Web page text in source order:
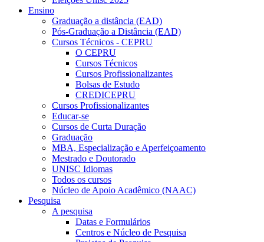
Ensino
Graduação a distância (EAD)
Pós-Graduação a Distância (EAD)
Cursos Técnicos - CEPRU
O CEPRU
Cursos Técnicos
Cursos Profissionalizantes
Bolsas de Estudo
CREDICEPRU
Cursos Profissionalizantes
Educar-se
Cursos de Curta Duração
Graduação
MBA, Especialização e Aperfeiçoamento
Mestrado e Doutorado
UNISC Idiomas
Todos os cursos
Núcleo de Apoio Acadêmico (NAAC)
Pesquisa
A pesquisa
Datas e Formulários
Centros e Núcleo de Pesquisa